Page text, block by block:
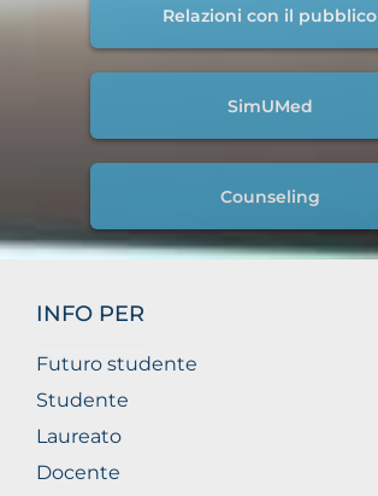
Relazioni con il pubblico
SimUMed
Counseling
INFO PER
Futuro studente
Studente
Laureato
Docente